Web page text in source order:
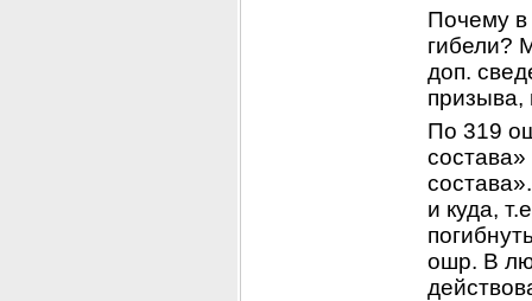
Почему в
гибели?
доп.
призыва,
По 319
и куда,
ошр. В